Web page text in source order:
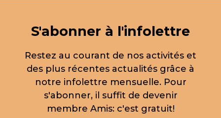
S'abonner à l'infolettre
Restez au courant de nos activités et
des plus récentes actualités grâce à
notre infolettre mensuelle. Pour
s'abonner, il suffit de devenir
membre Amis: c'est gratuit!